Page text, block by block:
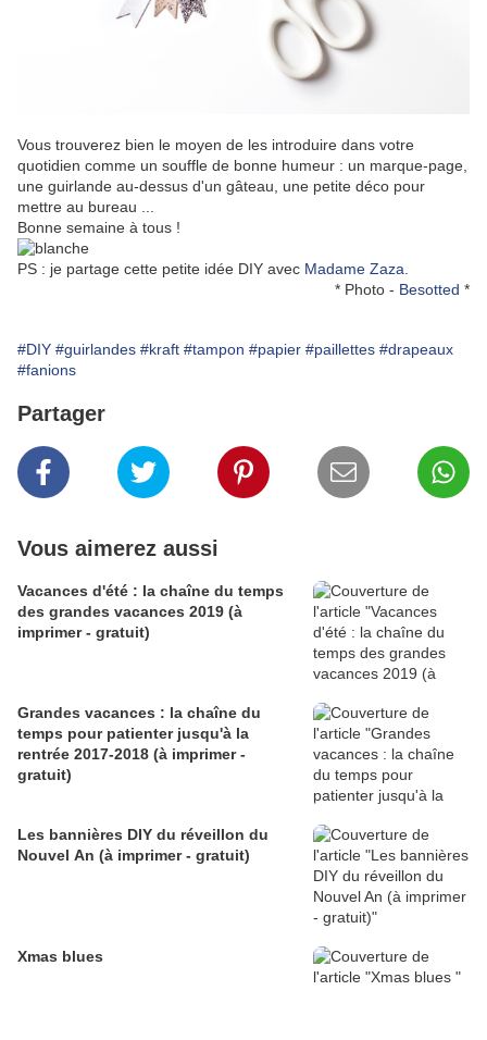
Vous trouverez bien le moyen de les introduire dans votre
quotidien comme un souffle de bonne humeur : un marque-page,
une guirlande au-dessus d'un gâteau, une petite déco pour
mettre au bureau ...
Bonne semaine à tous !
PS : je partage cette petite idée DIY avec Madame Zaza
* Photo - Besotted *
#DIY #guirlandes #kraft #tampon #papier #paillettes #drapeaux
#fanions
Partager
Vous aimerez aussi
Vacances d'été : la chaîne du temps
des grandes vacances 2019 (à
imprimer - gratuit)
Grandes vacances : la chaîne du
temps pour patienter jusqu'à la
rentrée 2017-2018 (à imprimer -
gratuit)
Les bannières DIY du réveillon du
Nouvel An (à imprimer - gratuit)
Xmas blues